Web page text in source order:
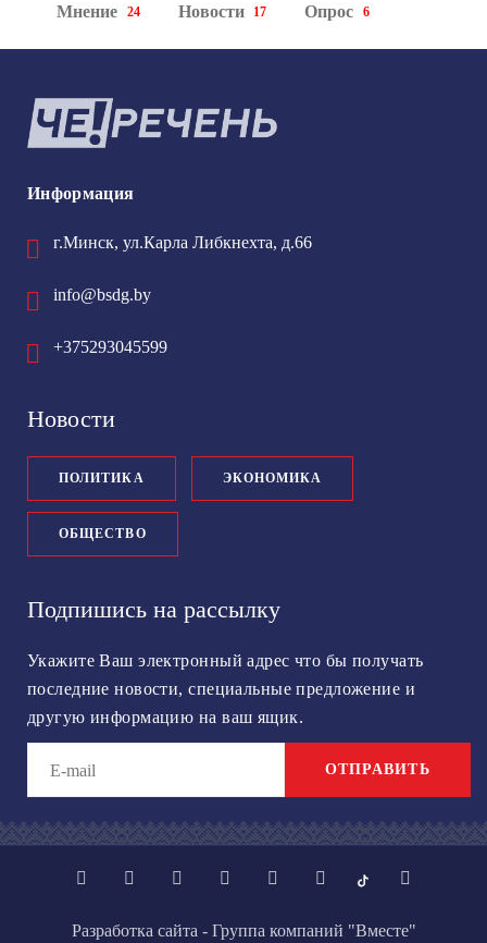
Мнение 24 Новости 17 Опрос 6
Информация
г.Минск, ул.Карла Либкнехта, д.66
info@bsdg.by
+375293045599
Новости
ПОЛИТИКА ЭКОНОМИКА
ОБЩЕСТВО
Подпишись на рассылку
Укажите Ваш электронный адрес что бы получать
последние новости, специальные предложение и
другую информацию на ваш ящик.
ОТПРАВИТЬ
Разработка сайта - Группа компаний "Вместе"